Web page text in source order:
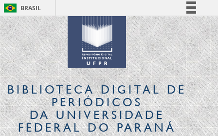
BRASIL
Simplifique!
Comunica BR
Participe
Acesso à informação
Legislação
Canais
BIBLIOTECA DIGITALDE
PERIÓDICOS
DA UNIVERSIDADE
FEDERAL DO PARANÁ